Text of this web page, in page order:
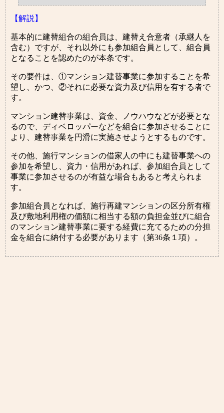
【解説】
基本的に建替組合の組合員は、建替え合意者（承継人を
含む）ですが、それ以外にも参加組合員として、組合員
となることを認めたのが本条です。
その要件は、①マンション建替事業に参加することを希
望し、かつ、②それに必要な資力及び信用を有する者で
す。
マンション建替事業は、資金、ノウハウなどが必要とな
るので、ディベロッパーなどを組合に参加させることに
より、建替事業を円滑に実施させようとするものです。
その他、施行マンションの借家人の中にも建替事業への
参加を希望し、資力・信用があれば、参加組合員として
事業に参加させるのが有益な場合もあると考えられま
す。
参加組合員となれば、施行再建マンションの区分所有権
及び敷地利用権の価額に相当する額の負担金並びに組合
のマンション建替事業に要する経費に充てるための分担
金を組合に納付する必要があります（第36条１項）。